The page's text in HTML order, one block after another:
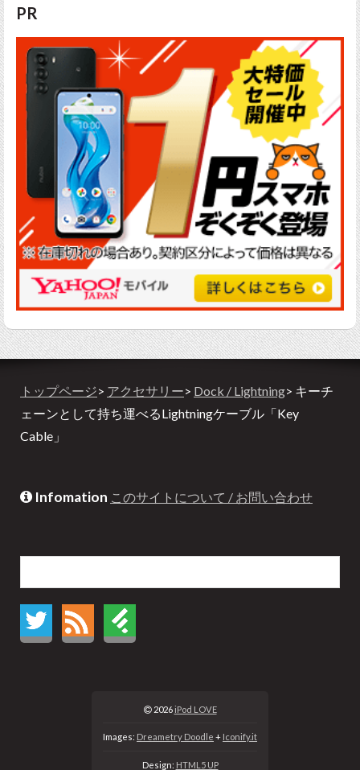
PR
トップページ> アクセサリー> Dock / Lightning> キーチ
ェーンとして持ち運べるLightningケーブル「Key
Cable」
Infomation このサイトについて / お問い合わせ
2026iPod LOVE
Images: Dreametry Doodle + Iconify.it
Design: HTML5 UP